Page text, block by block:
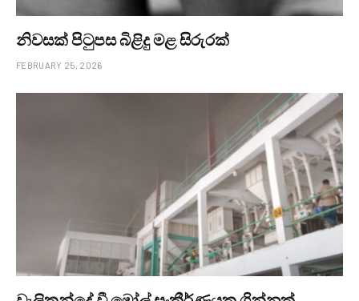
නිවසක් පිටුපස බිළිදු මළ සිරුරක්
FEBRUARY 25, 2026